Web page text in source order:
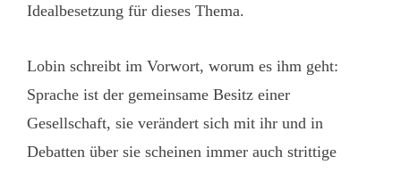
Idealbesetzung für dieses Thema.
Lobin schreibt im Vorwort, worum es ihm geht:
Sprache ist der gemeinsame Besitz einer
Gesellschaft, sie verändert sich mit ihr und in
Debatten über sie scheinen immer auch strittige